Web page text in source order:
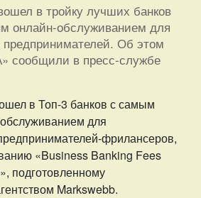
в тройку лучших банков
онлайн-обслуживанием для
Об этом
сообщили в пресс-службе
в Топ-3 банков с самым
для
фрилансеров,
«Business Banking Fees
подготовленному
Markswebb.